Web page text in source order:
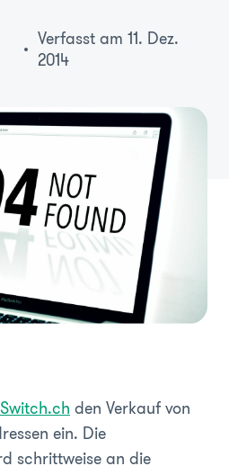
Verfasst am 11. Dez.
2014
Switch.ch den Verkauf von
ein. Die
schrittweise an die